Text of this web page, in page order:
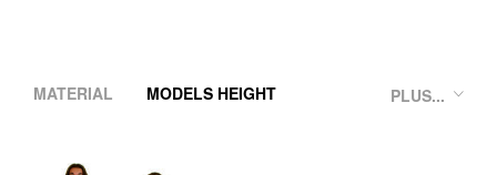
PLUS...
MATERIAL MODELS HEIGHT